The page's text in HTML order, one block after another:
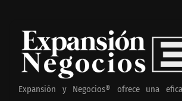
Expansión y Negocios® ofrece una